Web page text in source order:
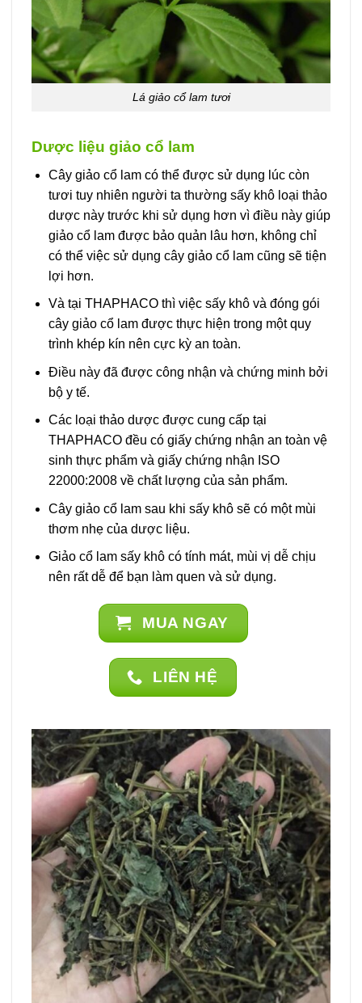
Lá giảo cổ lam tươi
Dược liệu giảo cổ lam
Cây giảo cổ lam có thể được sử dụng lúc còn
tươi tuy nhiên người ta thường sấy khô loại thảo
dược này trước khi sử dụng hơn vì điều này giúp
giảo cổ lam được bảo quản lâu hơn, không chỉ
có thể việc sử dụng cây giảo cổ lam cũng sẽ tiện
lợi hơn.
Và tại THAPHACO thì việc sấy khô và đóng gói
cây giảo cổ lam được thực hiện trong một quy
trình khép kín nên cực kỳ an toàn.
Điều này đã được công nhận và chứng minh bởi
bộ y tế.
Các loại thảo dược được cung cấp tại
THAPHACO đều có giấy chứng nhận an toàn vệ
sinh thực phẩm và giấy chứng nhận ISO
22000:2008 về chất lượng của sản phẩm.
Cây giảo cổ lam sau khi sấy khô sẽ có một mùi
thơm nhẹ của dược liệu.
Giảo cổ lam sấy khô có tính mát, mùi vị dễ chịu
nên rất dễ để bạn làm quen và sử dụng.
MUA NGAY
LIÊN HỆ